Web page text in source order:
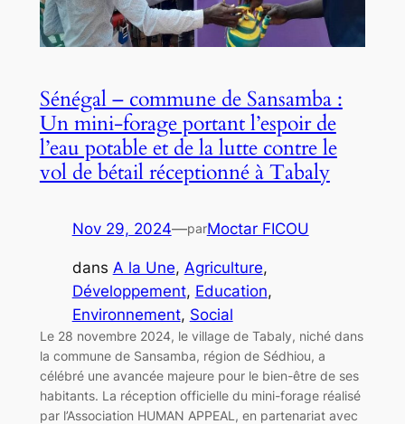
Sénégal – commune de Sansamba :
Un mini-forage portant l’espoir de
l’eau potable et de la lutte contre le
vol de bétail réceptionné à Tabaly
Nov 29, 2024—parMoctar FICOU
dans A la Une, Agriculture
Développement, Education
Environnement, Social
Le 28 novembre 2024, le village de Tabaly, niché dans
la commune de Sansamba, région de Sédhiou, a
célébré une avancée majeure pour le bien-être de ses
habitants. La réception officielle du mini-forage réalisé
par l’Association HUMAN APPEAL, en partenariat avec